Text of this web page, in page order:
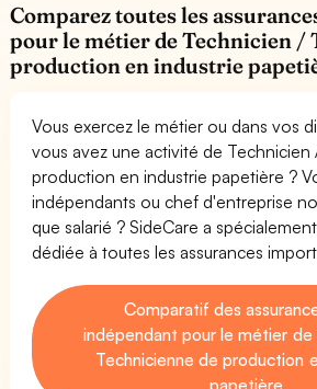
Comparez toutes les
pour le métier de Technicien /
production en industrie
Vous exercez le métier ou dans vos
vous avez une activité de
production en industrie papetière ?
indépendants ou chef d'entreprise
que salarié ? SideCare a
dédiée à toutes les assurances
Comparatif des
indépendant pour le métier de
Technicienne de production
papetière